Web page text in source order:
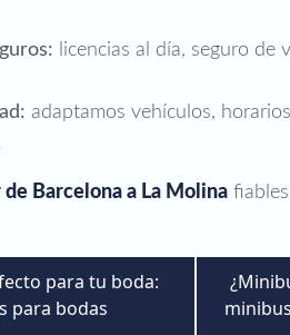
licencias al día, seguro de
adaptamos vehículos,
de Barcelona a La Molina
para tu boda:
para bodas